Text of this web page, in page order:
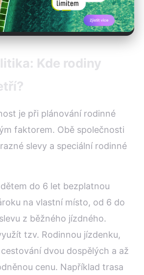
Kde rodiny
je při plánování rodinné
faktorem. Obě společnosti
slevy a speciální rodinné
do 6 let bezplatnou
na vlastní místo, od 6 do
z běžného jízdného.
tzv. Rodinnou jízdenku,
dvou dospělých a až
cenu. Například trasa